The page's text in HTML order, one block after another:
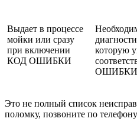
Выдает в процессе
мойки или сразу
при включении
КОД ОШИБКИ
которую
ОШИБКИ
Это не полный список
поломку, позвоните по